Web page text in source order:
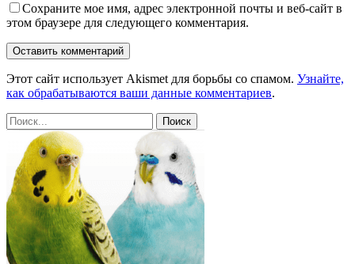
Сохраните мое имя, адрес электронной почты и веб-сайт в
этом браузере для следующего комментария.
Этот сайт использует Akismet для борьбы со спамом. Узнайте,
как обрабатываются ваши данные комментариев.